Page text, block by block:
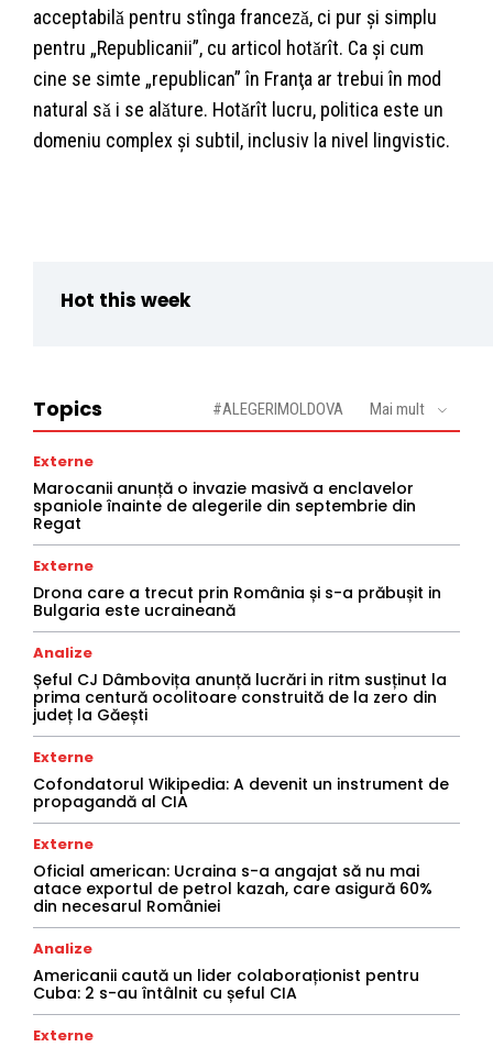
acceptabilǎ pentru stînga francezǎ, ci pur şi simplu
pentru „Republicanii”, cu articol hotǎrît. Ca şi cum
cine se simte „republican” în Franţa ar trebui în mod
natural sǎ i se alǎture. Hotǎrît lucru, politica este un
domeniu complex şi subtil, inclusiv la nivel lingvistic.
Hot this week
Topics #ALEGERIMOLDOVA Mai mult
Externe
Marocanii anunță o invazie masivă a enclavelor
spaniole înainte de alegerile din septembrie din
Regat
Externe
Drona care a trecut prin România și s-a prăbușit in
Bulgaria este ucraineană
Analize
Șeful CJ Dâmbovița anunță lucrări in ritm susținut la
prima centură ocolitoare construită de la zero din
județ la Găești
Externe
Cofondatorul Wikipedia: A devenit un instrument de
propagandă al CIA
Externe
Oficial american: Ucraina s-a angajat să nu mai
atace exportul de petrol kazah, care asigură 60%
din necesarul României
Analize
Americanii caută un lider colaboraționist pentru
Cuba: 2 s-au întâlnit cu șeful CIA
Externe